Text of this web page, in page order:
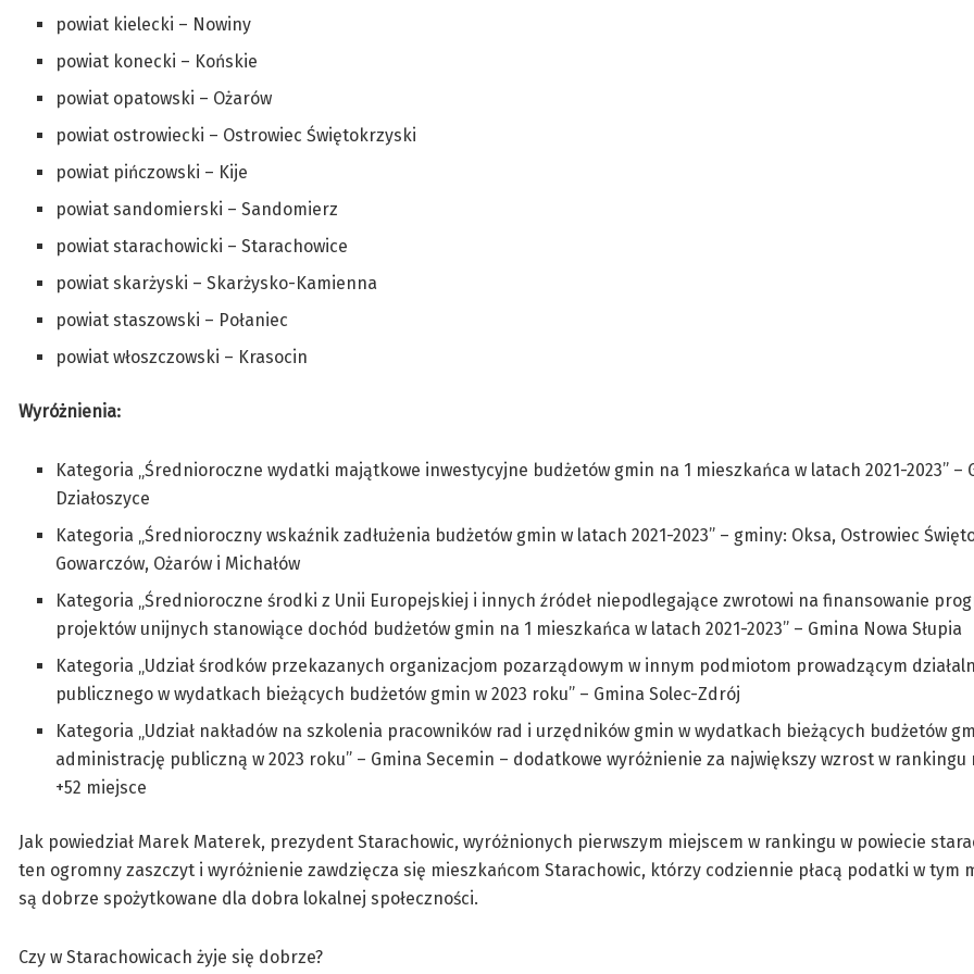
powiat kielecki – Nowiny
powiat konecki – Końskie
powiat opatowski – Ożarów
powiat ostrowiecki – Ostrowiec Świętokrzyski
powiat pińczowski – Kije
powiat sandomierski – Sandomierz
powiat starachowicki – Starachowice
powiat skarżyski – Skarżysko-Kamienna
powiat staszowski – Połaniec
powiat włoszczowski – Krasocin
Wyróżnienia:
Kategoria „Średnioroczne wydatki majątkowe inwestycyjne budżetów gmin na 1 mieszkańca w latach 2021-2023” –
Działoszyce
Kategoria „Średnioroczny wskaźnik zadłużenia budżetów gmin w latach 2021-2023” – gminy: Oksa, Ostrowiec
Gowarczów, Ożarów i Michałów
Kategoria „Średnioroczne środki z Unii Europejskiej i innych źródeł niepodlegające zwrotowi na finansowanie
projektów unijnych stanowiące dochód budżetów gmin na 1 mieszkańca w latach 2021-2023” – Gmina Nowa Słupia
Kategoria „Udział środków przekazanych organizacjom pozarządowym w innym podmiotom prowadzącym
publicznego w wydatkach bieżących budżetów gmin w 2023 roku” – Gmina Solec-Zdrój
Kategoria „Udział nakładów na szkolenia pracowników rad i urzędników gmin w wydatkach bieżących budżetów
administrację publiczną w 2023 roku” – Gmina Secemin – dodatkowe wyróżnienie za największy wzrost w
+52 miejsce
Jak powiedział Marek Materek, prezydent Starachowic, wyróżnionych pierwszym miejscem w rankingu w powiecie
ten ogromny zaszczyt i wyróżnienie zawdzięcza się mieszkańcom Starachowic, którzy codziennie płacą podatki w tym
są dobrze spożytkowane dla dobra lokalnej społeczności.
Czy w Starachowicach żyje się dobrze?